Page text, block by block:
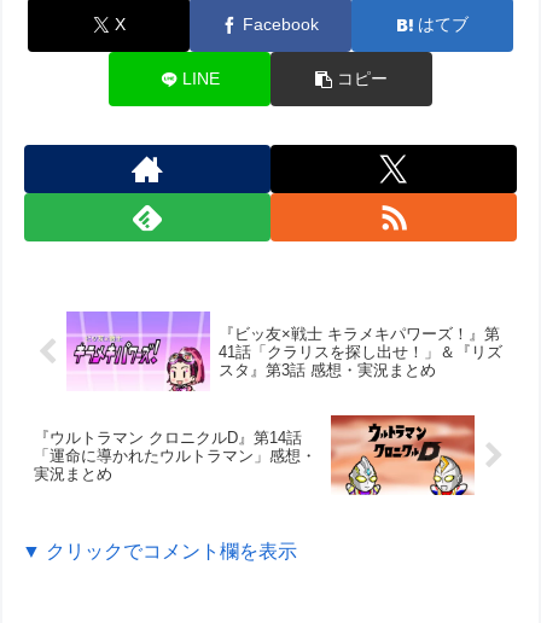
X Facebook はてブ
LINE コピー
『ビッ友×戦士 キラメキパワーズ！』第
41話「クラリスを探し出せ！」＆『リズ
スタ』第3話 感想・実況まとめ
『ウルトラマン クロニクルD』第14話
「運命に導かれたウルトラマン」感想・
実況まとめ
▼ クリックでコメント欄を表示